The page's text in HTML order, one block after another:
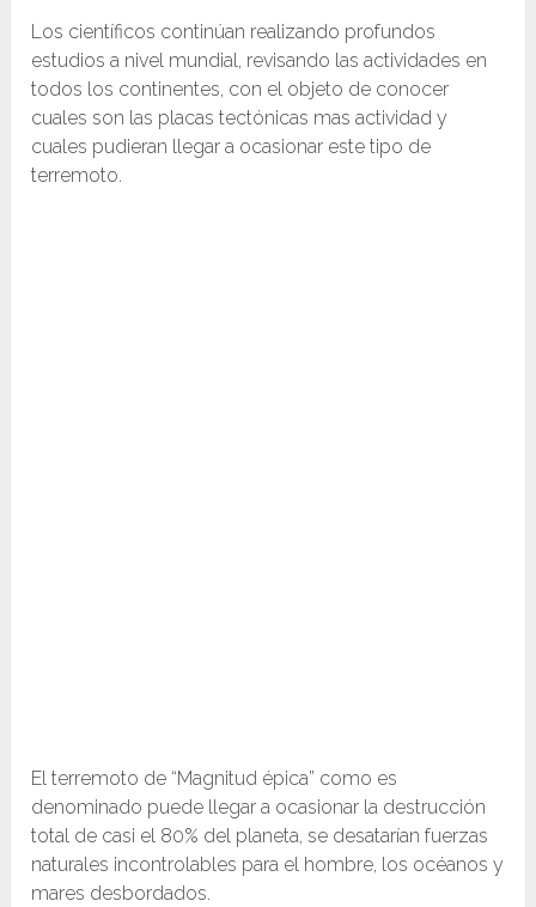
Los científicos continúan realizando profundos
estudios a nivel mundial, revisando las actividades en
todos los continentes, con el objeto de conocer
cuales son las placas tectónicas mas actividad y
cuales pudieran llegar a ocasionar este tipo de
terremoto.
El terremoto de “Magnitud épica” como es
denominado puede llegar a ocasionar la destrucción
total de casi el 80% del planeta, se desatarían fuerzas
naturales incontrolables para el hombre, los océanos y
mares desbordados.